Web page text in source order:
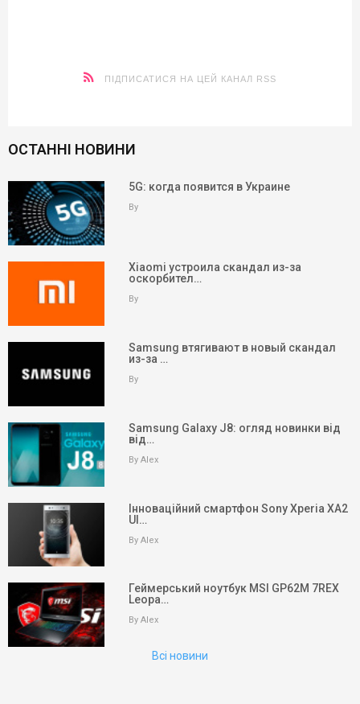
ПІДПИСАТИСЯ НА ЦЕЙ КАНАЛ RSS
ОСТАННІ НОВИНИ
5G: когда появится в Украине
By
Xiaomi устроила скандал из-за
оскорбител…
By
Samsung втягивают в новый скандал
из-за …
By
Samsung Galaxy J8: огляд новинки від
від…
By Alex
Інноваційний смартфон Sony Xperia XA2
Ul…
By Alex
Геймерський ноутбук MSI GP62M 7REX
Leopa…
By Alex
Всі новини